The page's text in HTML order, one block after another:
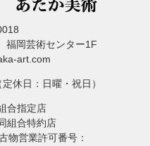
岡芸術センター1F
art.com
休日：日曜・祝日）
合指定店
組合特約店
物営業許可番号：